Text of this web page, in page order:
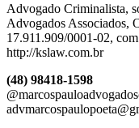
Advogado Criminalista,
Advogados Associados,
17.911.909/0001-02,
http://kslaw.com.br
(48) 98418-1598